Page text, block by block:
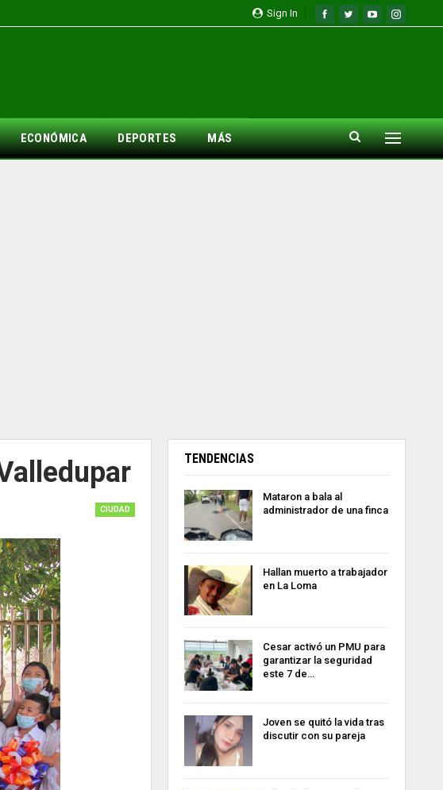
Sign In
ECONÓMICA DEPORTES MÁS
CIUDAD
TENDENCIAS
Mataron a bala al
administrador de una finca
Hallan muerto a trabajador
en La Loma
Cesar activó un PMU para
garantizar la seguridad
este 7 de…
Joven se quitó la vida tras
discutir con su pareja